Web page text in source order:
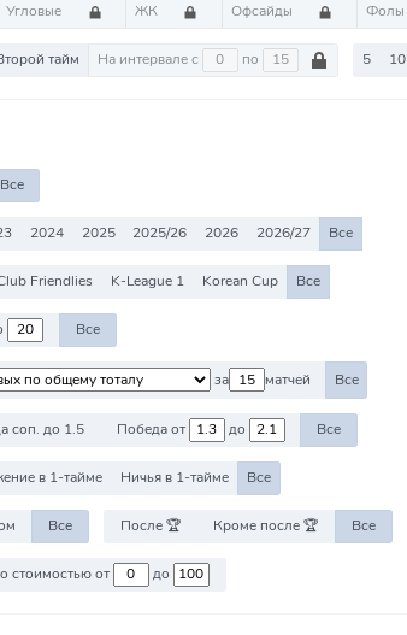
Угловые ЖК Офсайды Фолы
тайм На интервале с по 5 10
Все
2024 2025 2025/26 2026 2026/27 Все
Friendlies K-League 1 Korean Cup Все
Все
за матчей Все
соп. до 1.5 Победа от до Все
в 1-тайме Ничья в 1-тайме Все
Все После 🏆 Кроме после 🏆 Все
Против команд со стоимостью от до